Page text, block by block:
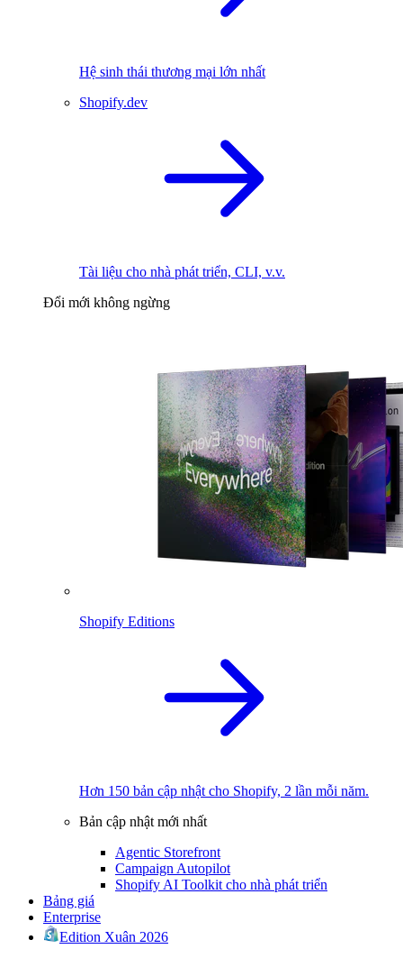
Hệ sinh thái thương mại lớn nhất
Shopify.dev
Tài liệu cho nhà phát triển, CLI, v.v.
Đổi mới không ngừng
Shopify Editions
Hơn 150 bản cập nhật cho Shopify, 2 lần mỗi năm.
Bản cập nhật mới nhất
Agentic Storefront
Campaign Autopilot
Shopify AI Toolkit cho nhà phát triển
Bảng giá
Enterprise
Edition Xuân 2026